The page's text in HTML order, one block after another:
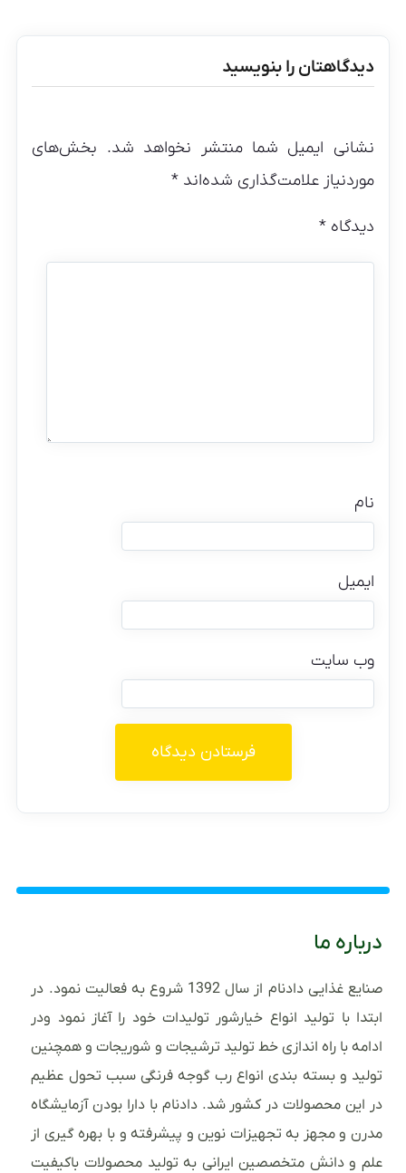
دیدگاهتان را بنویسید
نشانی ایمیل شما منتشر نخواهد شد. بخش‌های
موردنیاز علامت‌گذاری شده‌اند*
دیدگاه*
نام
ایمیل
وب‌ سایت
درباره ما
صنایع غذایی دادنام از سال 1392 شروع به فعالیت نمود. در
ابتدا با تولید انواع خیارشور تولیدات خود را آغاز نمود ودر
ادامه با راه اندازی خط تولید ترشیجات و شوریجات و همچنین
تولید و بسته بندی انواع رب گوجه فرنگی سبب تحول عظیم
در این محصولات در کشور شد. دادنام با دارا بودن آزمایشگاه
مدرن و مجهز به تجهیزات نوین و پیشرفته و با بهره گیری از
علم و دانش متخصصین ایرانی به تولید محصولات باکیفیت